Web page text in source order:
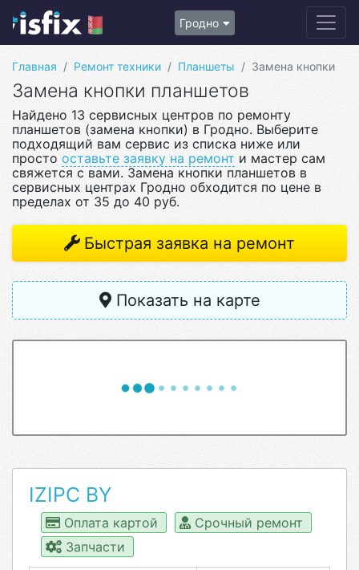
Гродно
Главная Ремонт техники Планшеты Замена кнопки
Замена кнопки планшетов
Найдено 13 сервисных центров по ремонту
планшетов (замена кнопки) в Гродно. Выберите
подходящий вам сервис из списка ниже или
просто оставьте заявку на ремонт и мастер сам
свяжется с вами. Замена кнопки планшетов в
сервисных центрах Гродно обходится по цене в
пределах от 35 до 40 руб.
Быстрая заявка на ремонт
Показать на карте
IZIPC BY
Оплата картой
Срочный ремонт
Запчасти